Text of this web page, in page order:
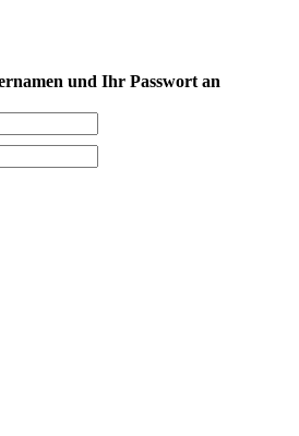
und Ihr Passwort an